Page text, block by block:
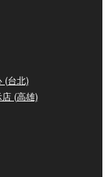
(台北)
(高雄)